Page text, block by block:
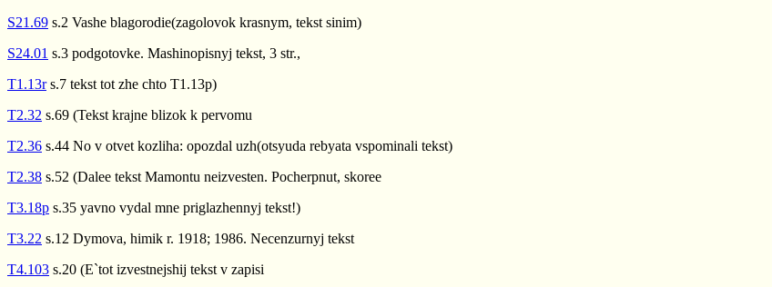
S21.69 s.2 Vashe blagorodie(zagolovok krasnym, tekst sinim)
S24.01 s.3 podgotovke. Mashinopisnyj tekst, 3 str.,
T1.13rs.7 tekst tot zhe chto T1.13p)
T2.32 s.69 (Tekst krajne blizok k pervomu
T2.36 s.44 No v otvet kozliha: opozdal uzh(otsyuda rebyata vspominali tekst)
T2.38 s.52 (Dalee tekst Mamontu neizvesten. Pocherpnut, skoree
T3.18p s.35 yavno vydal mne priglazhennyj tekst!)
T3.22 s.12 Dymova, himik r. 1918; 1986. Necenzurnyj tekst
T4.103 s.20 (E`tot izvestnejshij tekst v zapisi